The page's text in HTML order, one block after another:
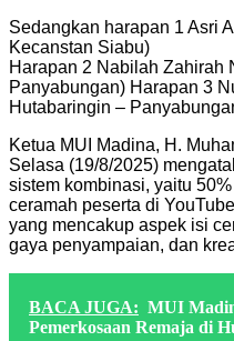
Sedangkan harapan 1 Asri
Kecanstan Siabu)
Harapan 2 Nabilah Zahirah
Panyabungan) Harapan 3
Hutabaringin –
Ketua MUI Madina, H.
Selasa (19/8/2025)
sistem kombinasi, yaitu
ceramah peserta di
yang mencakup aspek isi
gaya penyampaian, dan
BACA JUGA: MUI
Pemerkosaan Remaja di